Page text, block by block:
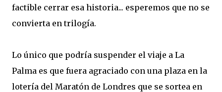
factible cerrar esa historia... esperemos que no se
convierta en trilogía.
Lo único que podría suspender el viaje a La
Palma es que fuera agraciado con una plaza en la
lotería del Maratón de Londres que se sortea en